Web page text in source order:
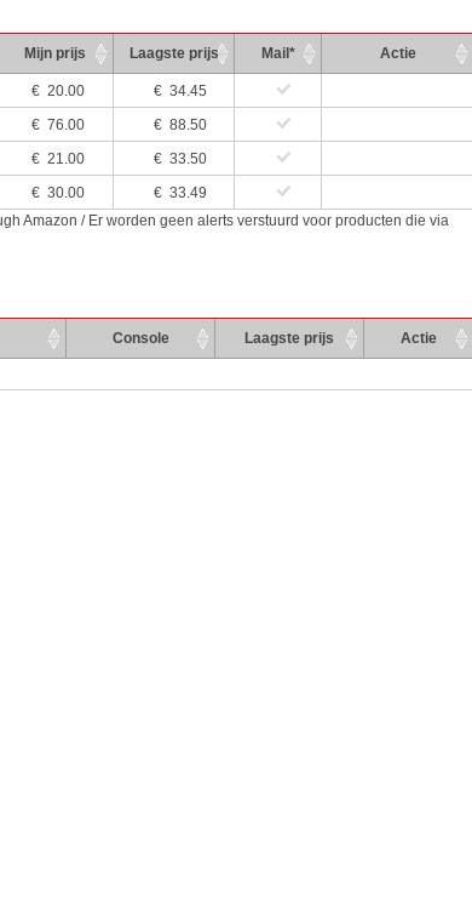
Mijn prijs Laagste prijs Mail* Actie
€ 20.00
€ 34.45
€ 76.00
€ 88.50
€ 21.00
€ 33.50
€ 30.00
€ 33.49
Amazon / Er worden geen alerts verstuurd voor producten die via
Console Laagste prijs Actie